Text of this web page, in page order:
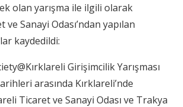
olan yarışma ile ilgili olarak
ve Sanayi Odası’ndan yapılan
kaydedildi:
Girişimcilik Yarışması
arasında Kırklareli’nde
Ticaret ve Sanayi Odası ve Trakya